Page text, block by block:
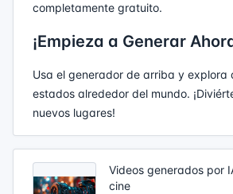
completamente gratuito.
¡Empieza a Generar
Usa el generador de arriba y explora
estados alrededor del mundo.
nuevos lugares!
Videos generados por
cine